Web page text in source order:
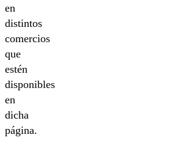
en
distintos
comercios
que
estén
disponibles
en
dicha
página.